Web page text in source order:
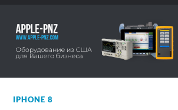
IPHONE 8